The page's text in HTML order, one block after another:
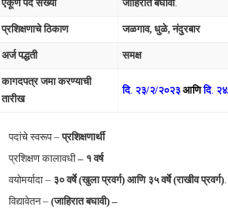
एकूण पद संख्या जाहिरात बघावी.
प्रशिक्षणाचे ठिकाण जळगाव, धुळे, नंदुरबार
अर्ज पद्धती समक्ष
कागदपत्र जमा करण्याची
तारीख
दि.२३/२/२०२३ आणिदि.
पदांचे स्वरूप –प्रशिक्षणार्थी
प्रशिक्षण कालावधी– १ वर्ष
वयोमर्यादा – ३० वर्षे (खुला प्रवर्ग) आणि ३५ वर्षे (राखीव प्रवर्ग).
विद्यावेतन – (जाहिरात बघावी) –